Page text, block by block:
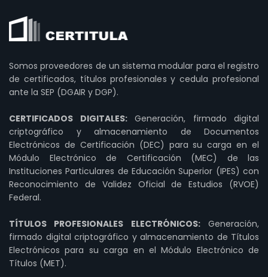
Somos proveedores de un sistema modular para el registro
de certificados, títulos profesionales y cedula profesional
ante la SEP (DGAIR y DGP).
CERTIFICADOS DIGITALES:Generación, firmado digital
criptográfico y almacenamiento de Documentos
Electrónicos de Certificación (DEC) para su carga en el
Módulo Electrónico de Certificación (MEC) de las
Instituciones Particulares de Educación Superior (IPES) con
Reconocimiento de Validez Oficial de Estudios (RVOE)
Federal.
TÍTULOS PROFESIONALES ELECTRÓNICOS:Generación,
firmado digital criptográfico y almacenamiento de Títulos
Electrónicos para su carga en el Módulo Electrónico de
Títulos (MET).